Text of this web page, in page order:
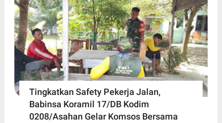
Tingkatkan Safety Pekerja Jalan,
Babinsa Koramil 17/DB Kodim
0208/Asahan Gelar Komsos Bersama